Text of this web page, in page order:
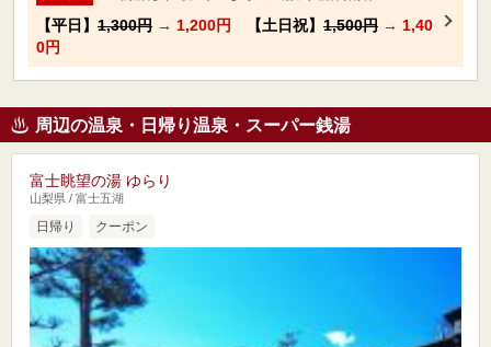
【平日】 1,300円 → 1,200円 【土日祝】 1,500円 → 1,40
0円
周辺の温泉・日帰り温泉・スーパー銭湯
富士眺望の湯 ゆらり
山梨県 / 富士五湖
日帰り クーポン